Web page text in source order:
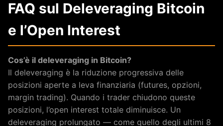
FAQ sul Deleveraging Bitcoin
e l’Open Interest
Cos’è il deleveraging in Bitcoin?
Il deleveraging è la riduzione progressiva delle
posizioni aperte a leva finanziaria (futures, opzioni,
margin trading). Quando i trader chiudono queste
posizioni, l’open interest totale diminuisce. Un
deleveraging prolungato — come quello degli ultimi 8